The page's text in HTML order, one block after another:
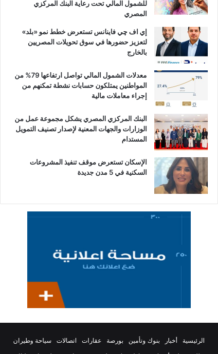
للشمول المالي تحت رعاية البنك المركزي
المصري
إي اف چي فاينانس تستعرض خطط نمو «بلد»
لتعزيز حضورها في سوق تحويلات المصريين
بالخارج
معدلات الشمول المالي تواصل ارتفاعها 79% من
المواطنين يمتلكون حسابات نشطة تمكنهم من
إجراء معاملات مالية
البنك المركزي المصري يشكل مجموعة عمل من
الوزارات والجهات المعنية لإصدار تصنيف التمويل
المستدام
الإسكان تستعرض موقف تنفيذ المشروعات
السكنية في 5 مدن جديدة
الرئيسية أخبار بنوك وتأمين بورصة عقارات اتصالات
سياحة وطيران